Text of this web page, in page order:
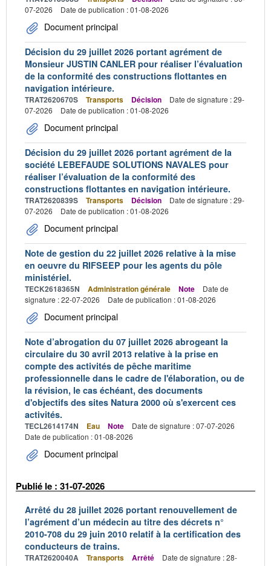
07-2026
Date de publication : 01-08-2026
Document principal
Décision du 29 juillet 2026 portant agrément de
Monsieur JUSTIN CANLER pour réaliser l’évaluation
de la conformité des constructions flottantes en
navigation intérieure.
TRAT2620670S Transports Décision
Date de signature : 29-
07-2026
Date de publication : 01-08-2026
Document principal
Décision du 29 juillet 2026 portant agrément de la
société LEBEFAUDE SOLUTIONS NAVALES pour
réaliser l’évaluation de la conformité des
constructions flottantes en navigation intérieure.
TRAT2620839S Transports Décision
Date de signature : 29-
07-2026
Date de publication : 01-08-2026
Document principal
Note de gestion du 22 juillet 2026 relative à la mise
en oeuvre du RIFSEEP pour les agents du pôle
ministériel.
TECK2618365N Administration générale Note
Date de
signature : 22-07-2026
Date de publication : 01-08-2026
Document principal
Note d’abrogation du 07 juillet 2026 abrogeant la
circulaire du 30 avril 2013 relative à la prise en
compte des activités de pêche maritime
professionnelle dans le cadre de l'élaboration, ou de
la révision, le cas échéant, des documents
d'objectifs des sites Natura 2000 où s'exercent ces
activités.
TECL2614174N Eau Note
Date de signature : 07-07-2026
Date de publication : 01-08-2026
Document principal
Publié le : 31-07-2026
Arrêté du 28 juillet 2026 portant renouvellement de
l’agrément d’un médecin au titre des décrets n°
2010-708 du 29 juin 2010 relatif à la certification des
conducteurs de trains.
TRAT2620040A Transports Arrêté
Date de signature : 28-